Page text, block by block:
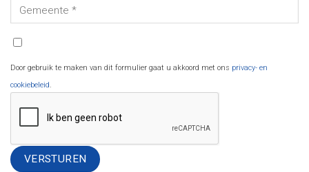
Door gebruik te maken van dit formulier gaat u akkoord met ons privacy- en
cookiebeleid.